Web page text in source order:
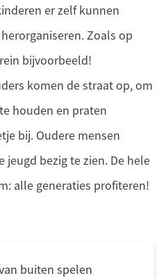
er zelf kunnen
Zoals op
bijvoorbeeld!
komen de straat op, om
houden en praten
bij. Oudere mensen
jeugd bezig te zien. De hele
alle generaties profiteren!
buiten spelen